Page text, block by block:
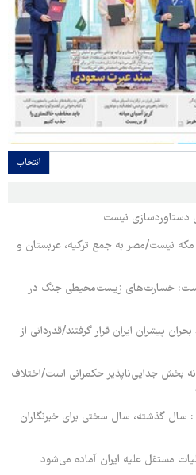
انتخاب
دستاوردسازی نیست
نیست/مصر به جمع ترکیه، عربستان و
خسارت‌های زیست‌محیطی جنگ در
پیشران ایران قرار گرفتند/قدردانی از
بخش جدایی‌ناپذیر حکمرانی است/اختلاف
سال گذشته، سال سختی برای خبرنگاران
مستقل علیه ایران آماده می‌شود